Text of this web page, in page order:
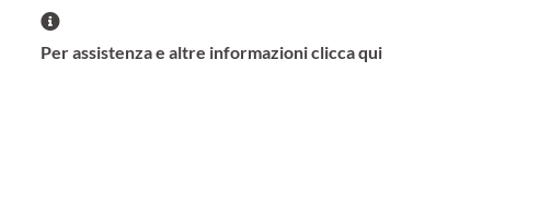
Per assistenza e altre informazioni clicca qui